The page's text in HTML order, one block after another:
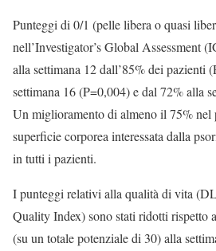
Punteggi di 0/1 (pelle libera o quasi
nell’Investigator’s Global Assessment
alla settimana 12 dall’85% dei pazienti
settimana 16 (P=0,004) e dal 72% alla
Un miglioramento di almeno il 75%
superficie corporea interessata dalla
in tutti i pazienti.
I punteggi relativi alla qualità di vita
Quality Index) sono stati ridotti rispetto
(su un totale potenziale di 30) alla